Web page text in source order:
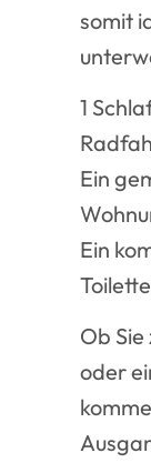
somit
1
Ein
Ein
Ob
oder